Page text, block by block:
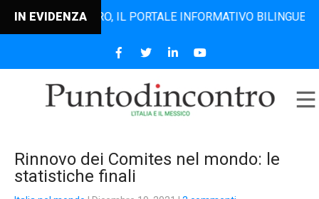
IN EVIDENZAIL PORTALE INFORMATIVO BILINGUE CHE
Rinnovo dei Comites nel mondo: le
statistiche finali